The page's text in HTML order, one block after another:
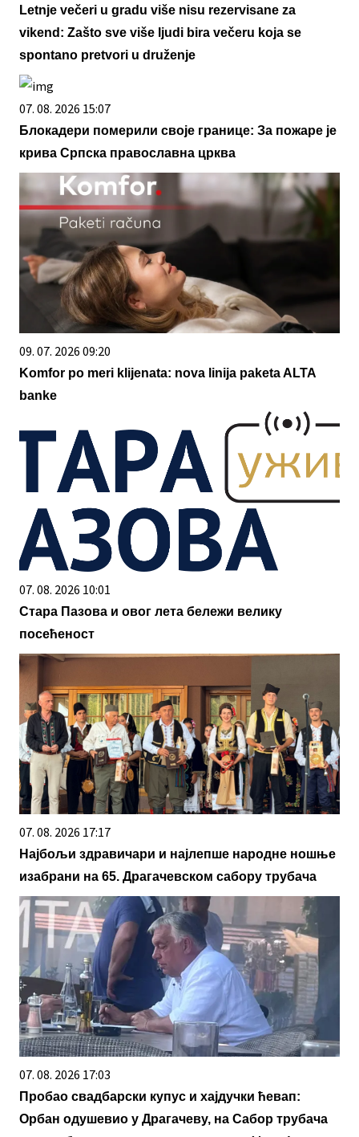
Letnje večeri u gradu više nisu rezervisane za
vikend: Zašto sve više ljudi bira večeru koja se
spontano pretvori u druženje
07. 08. 2026 15:07
Блокадери померили своје границе: За пожаре је
крива Српска православна црква
09. 07. 2026 09:20
Komfor po meri klijenata: nova linija paketa ALTA
banke
07. 08. 2026 10:01
Стара Пазова и овог лета бележи велику
посећеност
07. 08. 2026 17:17
Најбољи здравичари и најлепше народне ношње
изабрани на 65. Драгачевском сабору трубача
07. 08. 2026 17:03
Пробао свадбарски купус и хајдучки ћевап:
Орбан одушевио у Драгачеву, на Сабор трубача